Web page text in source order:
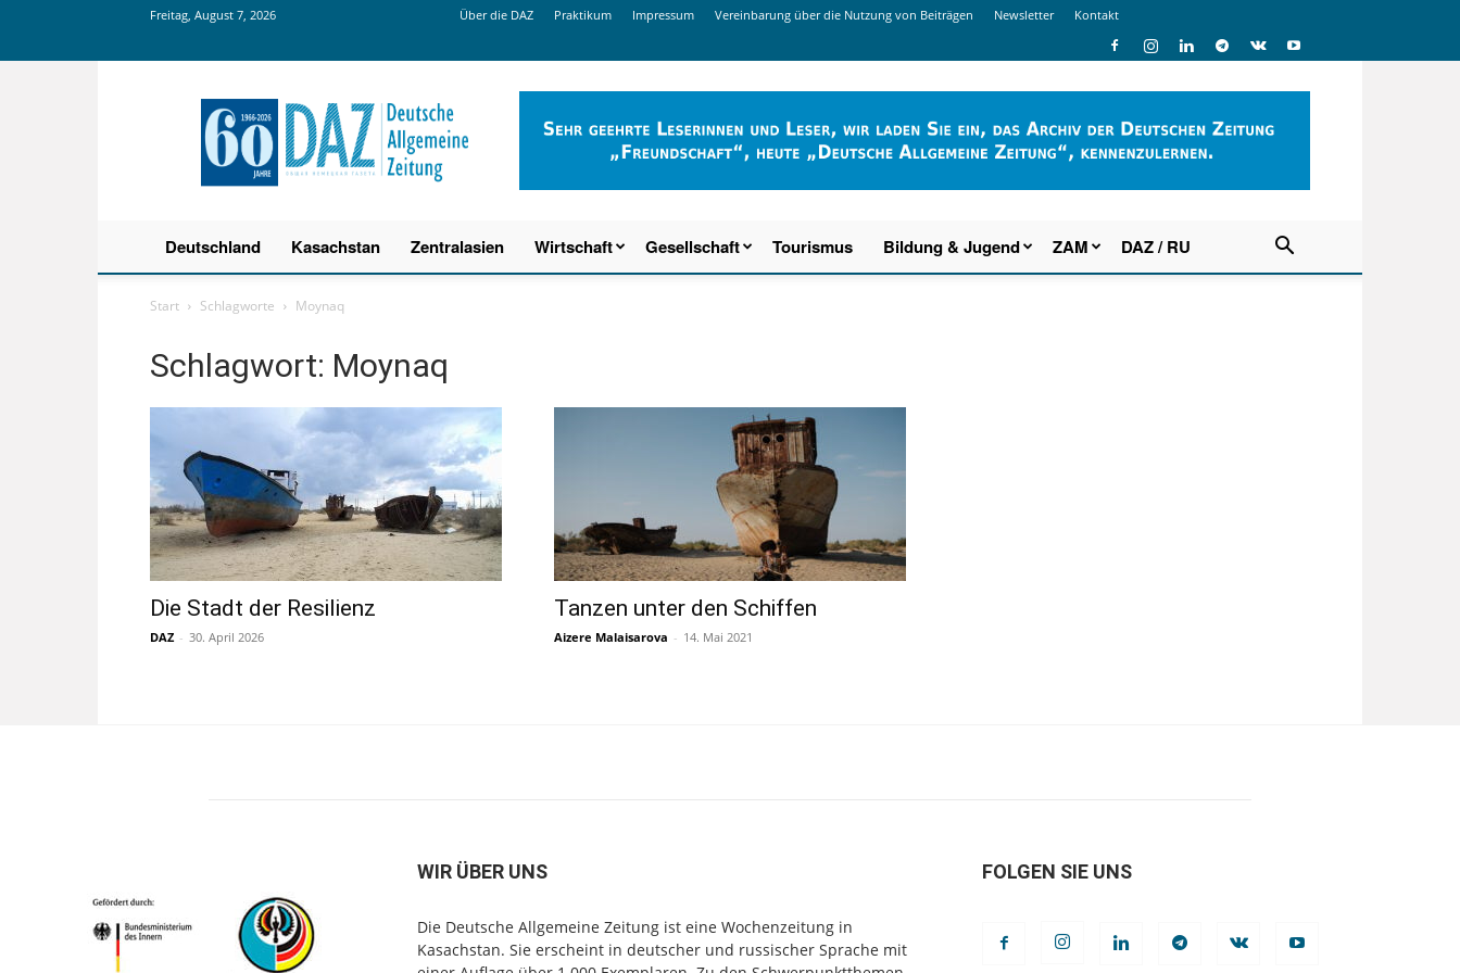
Freitag, August 7, 2026 Über die DAZ Praktikum Impressum Vereinbarung über die Nutzung von Beiträgen Newsletter Kontakt
Deutsche
Allgemeine
Zeitung
Deutschland Kasachstan Zentralasien Wirtschaft Gesellschaft Tourismus Bildung & Jugend ZAM DAZ / RU
Start Schlagworte Moynaq
Schlagwort: Moynaq
Die Stadt der Resilienz
DAZ - 30. April 2026
Tanzen unter den Schiffen
Aizere Malaisarova - 14. Mai 2021
WIR ÜBER UNS
Die Deutsche Allgemeine Zeitung ist eine Wochenzeitung in
Kasachstan. Sie erscheint in deutscher und russischer Sprache mit
FOLGEN SIE UNS